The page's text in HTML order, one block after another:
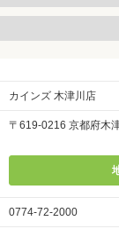
カインズ 木津川店
〒619-0216 京都府木
0774-72-2000